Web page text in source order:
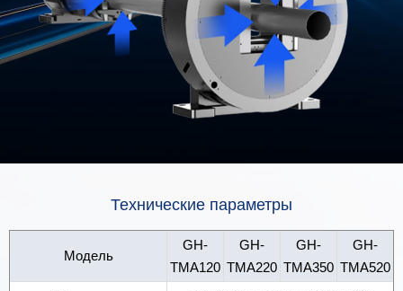
Технические параметры
Модель
GH-
TMA120
GH-
TMA220
GH-
TMA350
GH-
TMA520